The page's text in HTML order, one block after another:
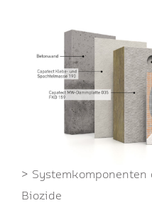
> Systemkomponenten
Biozide